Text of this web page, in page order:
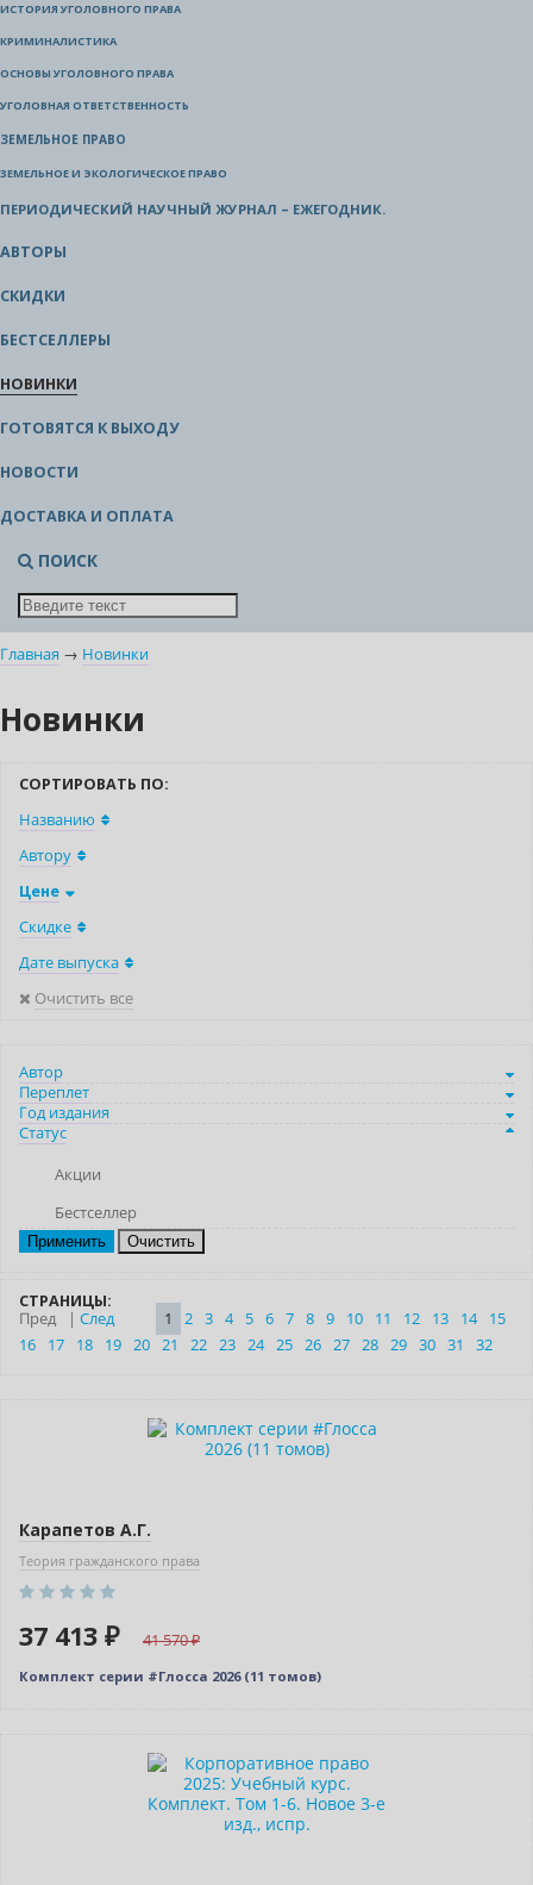
ИСТОРИЯ УГОЛОВНОГО ПРАВА
КРИМИНАЛИСТИКА
ОСНОВЫ УГОЛОВНОГО ПРАВА
УГОЛОВНАЯ ОТВЕТСТВЕННОСТЬ
ЗЕМЕЛЬНОЕ ПРАВО
ЗЕМЕЛЬНОЕ И ЭКОЛОГИЧЕСКОЕ ПРАВО
ПЕРИОДИЧЕСКИЙ НАУЧНЫЙ ЖУРНАЛ – ЕЖЕГОДНИК.
АВТОРЫ
СКИДКИ
БЕСТСЕЛЛЕРЫ
НОВИНКИ
ГОТОВЯТСЯ К ВЫХОДУ
НОВОСТИ
ДОСТАВКА И ОПЛАТА
ПОИСК
Главная → Новинки
Новинки
СОРТИРОВАТЬ ПО:
Названию
Автору
Цене
Скидке
Дате выпуска
Очистить все
Автор
Переплет
Год издания
Статус
Акции
Бестселлер
Очистить
СТРАНИЦЫ:
Пред
| След 1 2 3 4 5 6 7 8 9 10 11 12 13 14
15
16
17 18 19 20 21 22 23 24 25 26 27 28 29 30 31 32
–10% (скидка 4157 ₽)
Карапетов А.Г.
Теория гражданского права
37 413 ₽ 41 570
Комплект серии #Глосса 2026 (11 томов)
–10% (скидка 1350 ₽)